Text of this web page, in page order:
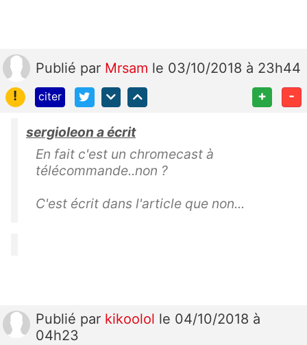
Publié par Mrsam le 03/10/2018 à 23h44
!
citer + -
sergioleon a écrit
En fait c'est un chromecast à
télécommande..non ?
C'est écrit dans l'article que non...
Publié par kikoolol le 04/10/2018 à
04h23